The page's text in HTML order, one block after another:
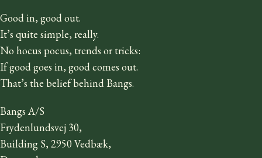
Good in, good out.
It’s quite simple, really.
No hocus pocus, trends or tricks:
If good goes in, good comes out.
That’s the belief behind Bangs.
Bangs A/S
Frydenlundsvej 30,
Building S, 2950 Vedbæk,